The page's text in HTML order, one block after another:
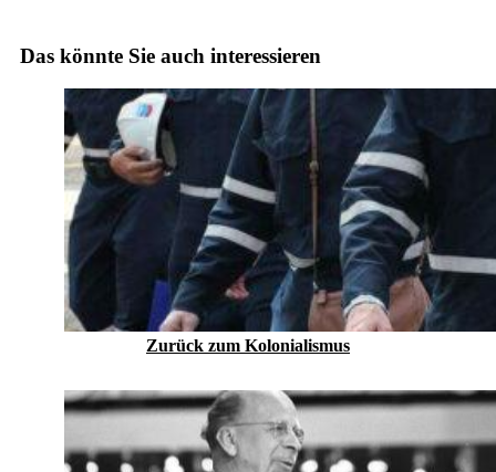
Das könnte Sie auch interessieren
Zurück zum Kolonialismus